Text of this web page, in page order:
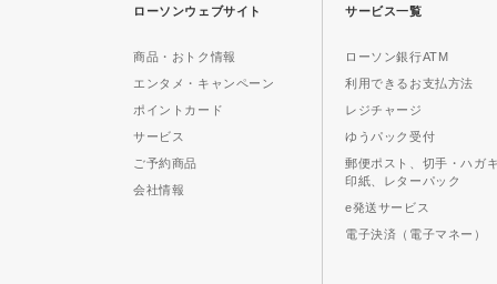
ローソンウェブサイト
商品・おトク情報
エンタメ・キャンペーン
ポイントカード
サービス
ご予約商品
会社情報
サービス一覧
ローソン銀行ATM
利用できるお支払方法
レジチャージ
ゆうパック受付
郵便ポスト、切手・ハガ
印紙、レターパック
e発送サービス
電子決済（電子マネー）